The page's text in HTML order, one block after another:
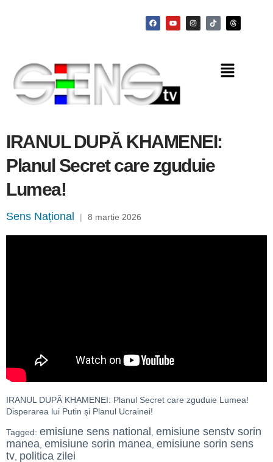
IRANUL DUPĂ KHAMENEI:
Planul Secret care zguduie
Lumea!
Sens Național | 8 martie 2026
IRANUL DUPĂ KHAMENEI: Planul Secret care zguduie Lumea!
Disperarea lui Putin și Planul Ucrainei!
Tagged: emisiune sens national emisiune senstv sorin
manea emisiune sorin manea emisiune sorin sens
tv politica zilei